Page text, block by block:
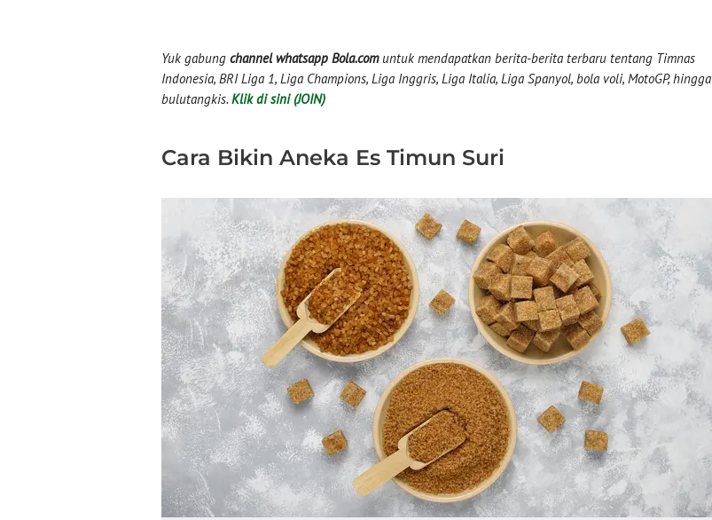
Yuk gabung channel whatsapp Bola.comuntuk mendapatkan berita-berita terbaru tentang Timnas
Indonesia, BRI Liga 1, Liga Champions, Liga Inggris, Liga Italia, Liga Spanyol, bola voli, MotoGP, hingga
bulutangkis. Klik di sini (JOIN)
Cara Bikin Aneka Es Timun Suri